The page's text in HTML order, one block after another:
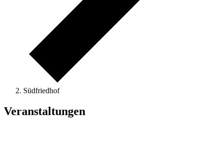
Südfriedhof
Veranstaltungen